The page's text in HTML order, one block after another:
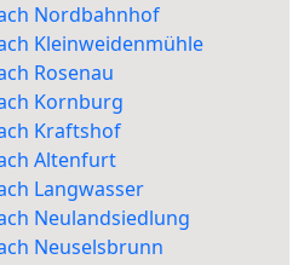
Nordbahnhof
Kleinweidenmühle
Rosenau
Kornburg
Kraftshof
Altenfurt
Langwasser
Neulandsiedlung
Neuselsbrunn